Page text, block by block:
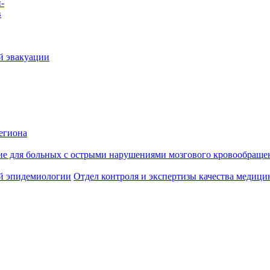
эвакуации
для больных с острыми нарушениями мозгового
эпидемиологии Отдел контроля и экспертизы качества